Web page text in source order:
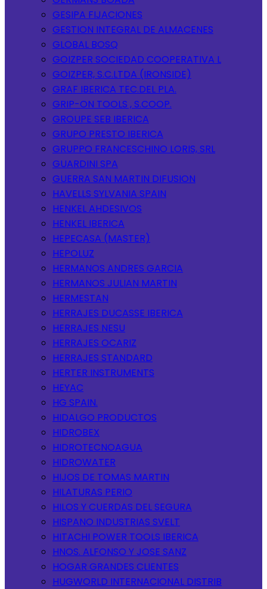
GESIPA FIJACIONES
GESTION INTEGRAL DE ALMACENES
GLOBAL BOSQ
GOIZPER SOCIEDAD COOPERATIVA L
GOIZPER, S.C.LTDA (IRONSIDE)
GRAF IBERICA TEC.DEL PLA.
GRIP-ON TOOLS , S.COOP.
GROUPE SEB IBERICA
GRUPO PRESTO IBERICA
GRUPPO FRANCESCHINO LORIS, SRL
GUARDINI SPA
GUERRA SAN MARTIN DIFUSION
HAVELLS SYLVANIA SPAIN
HENKEL AHDESIVOS
HENKEL IBERICA
HEPECASA (MASTER)
HEPOLUZ
HERMANOS ANDRES GARCIA
HERMANOS JULIAN MARTIN
HERMESTAN
HERRAJES DUCASSE IBERICA
HERRAJES NESU
HERRAJES OCARIZ
HERRAJES STANDARD
HERTER INSTRUMENTS
HEYAC
HG SPAIN.
HIDALGO PRODUCTOS
HIDROBEX
HIDROTECNOAGUA
HIDROWATER
HIJOS DE TOMAS MARTIN
HILATURAS PERIO
HILOS Y CUERDAS DEL SEGURA
HISPANO INDUSTRIAS SVELT
HITACHI POWER TOOLS IBERICA
HNOS. ALFONSO Y JOSE SANZ
HOGAR GRANDES CLIENTES
HUGWORLD INTERNACIONAL DISTRIB